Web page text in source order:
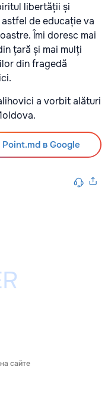
libertății și
de educație va
Îmi doresc mai
țară și mai mulți
din fragedă
a vorbit alături
в Google
сайте